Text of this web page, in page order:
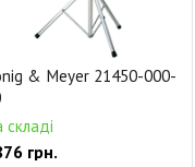
& Meyer 21450-000-
складі
грн.